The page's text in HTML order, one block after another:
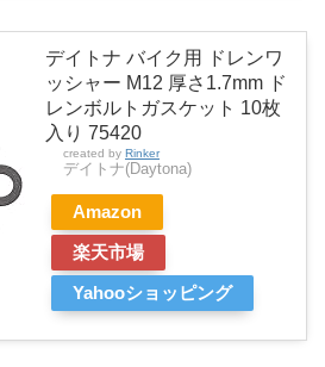
デイトナ バイク用 ドレンワ
ッシャー M12 厚さ1.7mm ド
レンボルトガスケット 10枚
入り 75420
created by Rinker
デイトナ(Daytona)
Amazon
楽天市場
Yahooショッピング